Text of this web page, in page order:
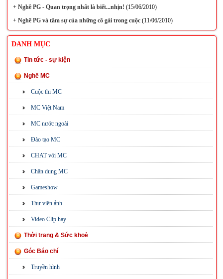
+Nghề PG - Quan trọng nhất là biết...nhịn! (15/06/2010)
+Nghề PG và tâm sự của những cô gái trong cuộc(11/06/2010)
DANH MỤC
Tin tức - sự kiện
Nghề MC
Cuộc thi MC
MC Việt Nam
MC nước ngoài
Đào tạo MC
CHAT với MC
Chân dung MC
Gameshow
Thư viện ảnh
Video Clip hay
Thời trang & Sức khoẻ
Góc Báo chí
Truyền hình